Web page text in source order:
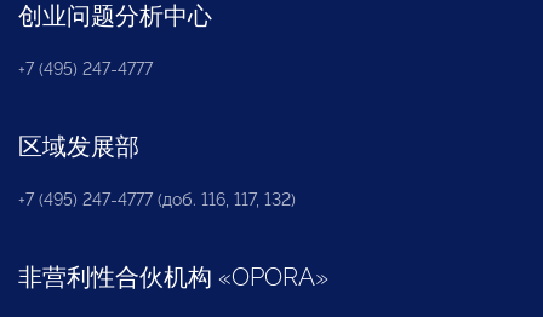
创业问题分析中心
+7 (495) 247-4777
区域发展部
+7 (495) 247-4777 (доб. 116, 117, 132)
非营利性合伙机构 «OPORA»